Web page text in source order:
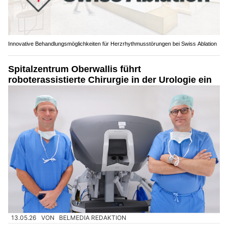
Innovative Behandlungsmöglichkeiten für Herzrhythmusstörungen bei Swiss Ablation
Spitalzentrum Oberwallis führt
roboterassistierte Chirurgie in der Urologie ein
13.05.26 VON BELMEDIA REDAKTION